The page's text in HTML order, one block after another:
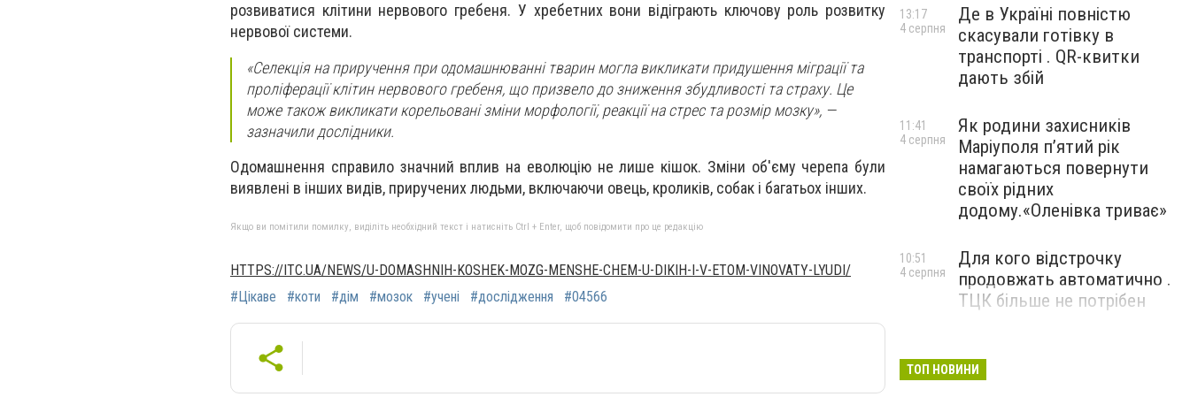
розвиватися клітини нервового гребеня. У хребетних вони відіграють ключову роль розвитку
нервової системи.
«Селекція на приручення при одомашнюванні тварин могла викликати придушення міграції та
проліферації клітин нервового гребеня, що призвело до зниження збудливості та страху. Це
може також викликати корельовані зміни морфології, реакції на стрес та розмір мозку», —
зазначили дослідники.
Одомашнення справило значний вплив на еволюцію не лише кішок. Зміни об'єму черепа були
виявлені в інших видів, приручених людьми, включаючи овець, кроликів, собак і багатьох інших.
Якщо ви помітили помилку, виділіть необхідний текст і натисніть Ctrl + Enter, щоб повідомити про це редакцію
HTTPS://ITC.UA/NEWS/U-DOMASHNIH-KOSHEK-MOZG-MENSHE-CHEM-U-DIKIH-I-V-ETOM-VINOVATY-LYUDI/
#Цікаве
#коти #дім #мозок #учені #дослідження #04566
Де в Україні повністю
скасували готівку в
транспорті . QR-квитки
дають збій
13:17
4 серпня
Як родини захисників
Маріуполя пʼятий рік
намагаються повернути
своїх рідних
додому.«Оленівка триває»
11:41
4 серпня
Для кого відстрочку
продовжать автоматично .
ТЦК більше не потрібен
10:51
4 серпня
ТОП НОВИНИ